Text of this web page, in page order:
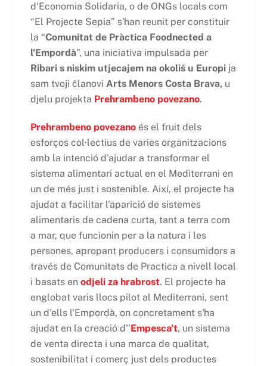
d'Economia Solidaria, o de ONGs locals com
“El Projecte Sepia” s'han reunit per constituir
la “Comunitat de Pràctica Foodnected a
l'Empordà”, una iniciativa impulsada per
Ribari s niskim utjecajem na okoliš u Europija
sam tvoji članovi Arts Menors Costa Brava, u
djelu projekta Prehrambeno povezano.
Prehrambeno povezanoés el fruit dels
esforços col·lectius de varies organitzacions
amb la intenció d'ajudar a transformar el
sistema alimentari actual en el Mediterrani en
un de més just i sostenible. Així, el projecte ha
ajudat a facilitar l'aparició de sistemes
alimentaris de cadena curta, tant a terra com
a mar, que funcionin per a la natura i les
persones, apropant producers i consumidors a
través de Comunitats de Practica a nivell local
i basats en odjeli za hrabrost. El projecte ha
englobat varis llocs pilot al Mediterrani, sent
un d'ells l'Empordà, on concretament s'ha
ajudat en la creació d'’Empesca't, un sistema
de venta directa i una marca de qualitat,
sostenibilitat i comerç just dels productes